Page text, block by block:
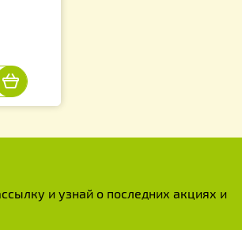
и узнай о последних акциях и